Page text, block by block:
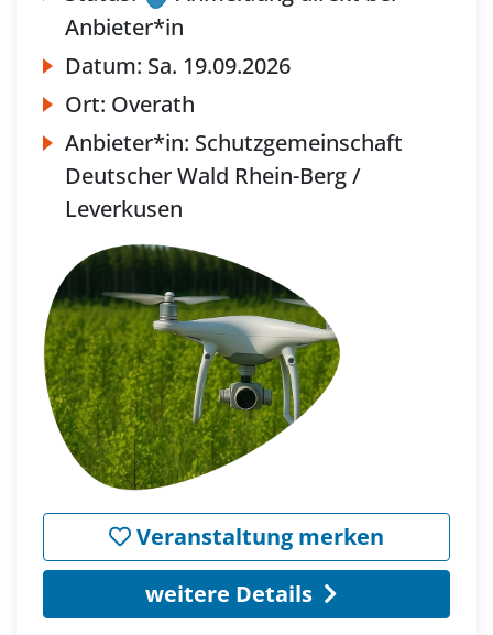
Anbieter*in
Datum: Sa. 19.09.2026
Ort: Overath
Anbieter*in: Schutzgemeinschaft
Deutscher Wald Rhein-Berg /
Leverkusen
Veranstaltung merken
weitere Details